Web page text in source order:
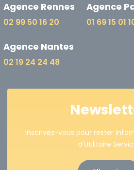
Agence Rennes
02 99 50 16 20
Agence
01 69 15 01
Agence Nantes
02 19 24 24 48
Inscrivez-vous pour rester
d'Utilitaire